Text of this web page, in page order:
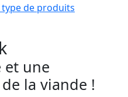
type de produits
et une
la viande !